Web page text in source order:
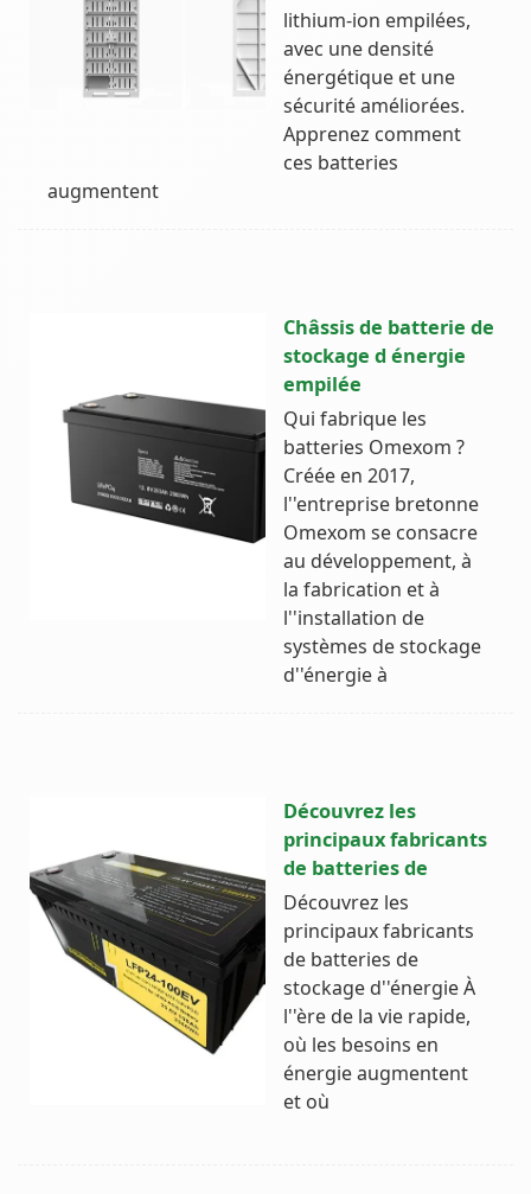
lithium-ion empilées,
avec une densité
énergétique et une
sécurité améliorées.
Apprenez comment
ces batteries
augmentent
Châssis de batterie de
stockage d énergie
empilée
Qui fabrique les
batteries Omexom ?
Créée en 2017,
l''entreprise bretonne
Omexom se consacre
au développement, à
la fabrication et à
l''installation de
systèmes de stockage
d''énergie à
Découvrez les
principaux fabricants
de batteries de
Découvrez les
principaux fabricants
de batteries de
stockage d''énergie À
l''ère de la vie rapide,
où les besoins en
énergie augmentent
et où